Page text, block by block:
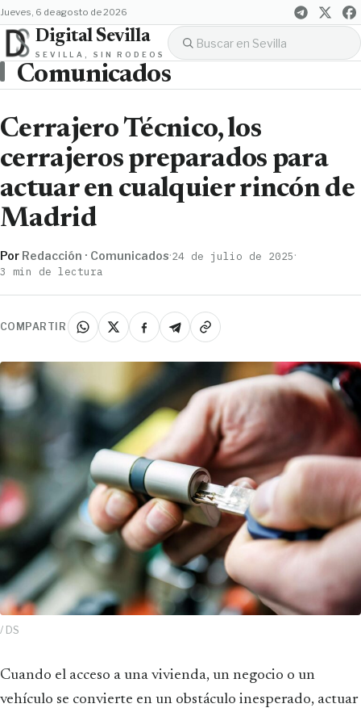
jueves, 6 de agosto de 2026
Digital Sevilla
SEVILLA, SIN RODEOS
Comunicados
Cerrajero Técnico, los
cerrajeros preparados para
actuar en cualquier rincón de
Madrid
Por Redacción · Comunicados·24 de julio de 2025·
3 min de lectura
COMPARTIR
/ DS
Cuando el acceso a una vivienda, un negocio o un
vehículo se convierte en un obstáculo inesperado, actuar